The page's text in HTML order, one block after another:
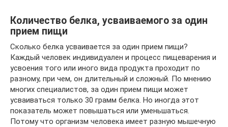
Количество белка, усваиваемого за один
прием пищи
Сколько белка усваивается за один прием пищи?
Каждый человек индивидуален и процесс пищеварения и
усвоения того или иного вида продукта проходит по
разному, при чем, он длительный и сложный. По мнению
многих специалистов, за один прием пищи может
усваиваться только 30 грамм белка. Но иногда этот
показатель может повышаться или уменьшаться.
Потому что организм человека имеет разную мышечную